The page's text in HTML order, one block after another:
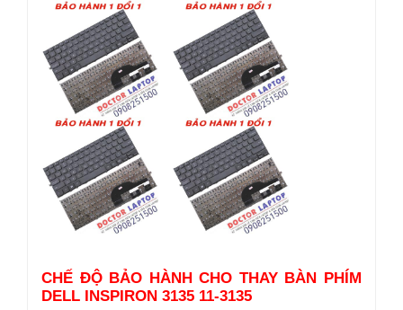
CHẾ ĐỘ BẢO HÀNH CHO THAY BÀN PHÍM
DELL INSPIRON 3135 11-3135